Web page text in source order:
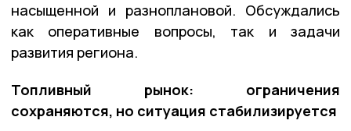
насыщенной и разноплановой. Обсуждались
как оперативные вопросы, так и задачи
развития региона.
Топливный рынок: ограничения
сохраняются, но ситуация стабилизируется